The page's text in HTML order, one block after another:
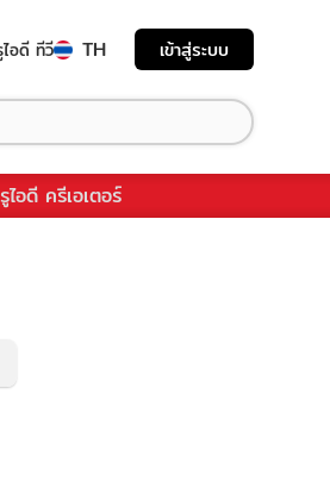
อดี ทีวี TH เข้าสู่ระบบ
ไอดี ครีเอเตอร์